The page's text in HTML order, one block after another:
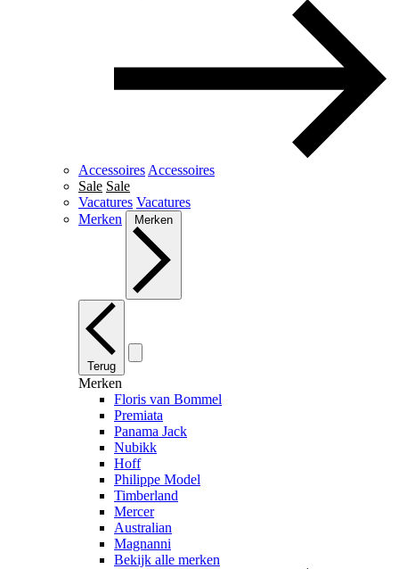
Accessoires Accessoires
Sale Sale
Vacatures Vacatures
Merken
Merken
Terug
Merken
Floris van Bommel
Premiata
Panama Jack
Nubikk
Hoff
Philippe Model
Timberland
Mercer
Australian
Magnanni
Bekijk alle merken